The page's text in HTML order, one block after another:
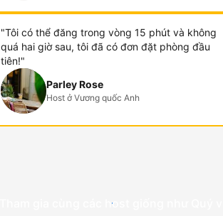
"Tôi có thể đăng trong vòng 15 phút và không
quá hai giờ sau, tôi đã có đơn đặt phòng đầu
tiên!"
Parley Rose
Host ở Vương quốc Anh
Tham gia cùng các host giống như Quý